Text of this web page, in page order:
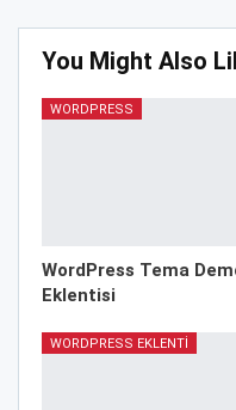
You Might Also
WORDPRESS
WordPress Tema
Eklentisi
WORDPRESS EKLENTI